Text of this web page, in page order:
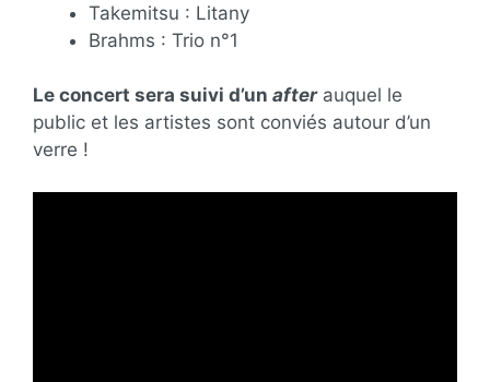
Takemitsu : Litany
Brahms : Trio n°1
Le concert sera suivi d’un afterauquel le
public et les artistes sont conviés autour d’un
verre !